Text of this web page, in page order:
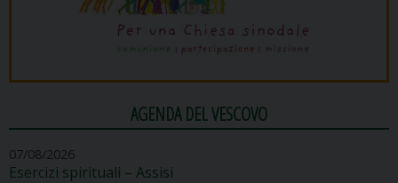
AGENDA DEL VESCOVO
07/08/2026
Esercizi spirituali – Assisi